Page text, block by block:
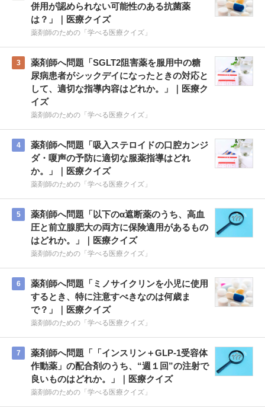
併用が認められない可能性のある抗菌薬
は？」｜医療クイズ
薬剤師のための「学べる医療クイズ」
3
薬剤師へ問題「SGLT2阻害薬を服用中の糖
尿病患者がシックデイになったときの対応と
して、適切な指導内容はどれか。」｜医療ク
イズ
薬剤師のための「学べる医療クイズ」
4
薬剤師へ問題「吸入ステロイドの口腔カンジ
ダ・嗄声の予防に適切な服薬指導はどれ
か。」｜医療クイズ
薬剤師のための「学べる医療クイズ」
5
薬剤師へ問題「以下のα遮断薬のうち、高血
圧と前立腺肥大の両方に保険適用があるもの
はどれか。」｜医療クイズ
薬剤師のための「学べる医療クイズ」
6
薬剤師へ問題「ミノサイクリンを小児に使用
するとき、特に注意すべきなのは何歳ま
で？」｜医療クイズ
薬剤師のための「学べる医療クイズ」
7
薬剤師へ問題「「インスリン＋GLP-1受容体
作動薬」の配合剤のうち、“週１回”の注射で
良いものはどれか。」｜医療クイズ
薬剤師のための「学べる医療クイズ」